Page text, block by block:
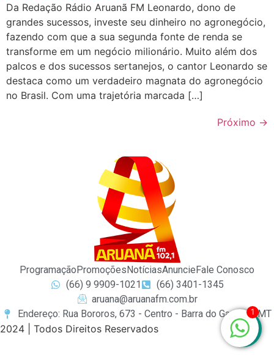
Da Redação Rádio Aruanã FM Leonardo, dono de
grandes sucessos, investe seu dinheiro no agronegócio,
fazendo com que a sua segunda fonte de renda se
transforme em um negócio milionário. Muito além dos
palcos e dos sucessos sertanejos, o cantor Leonardo se
destaca como um verdadeiro magnata do agronegócio
no Brasil. Com uma trajetória marcada […]
Próximo →
ProgramaçãoPromoçõesNotíciasAnuncieFale Conosco
(66) 9 9909-1021
(66) 3401-1345
aruana@aruanafm.com.br
Endereço: Rua Bororos, 673 - Centro - Barra do Garças / MT
2024 | Todos Direitos Reservados
1